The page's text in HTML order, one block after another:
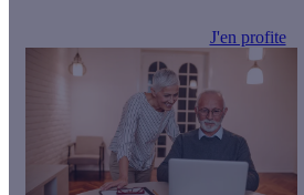
J'en profite